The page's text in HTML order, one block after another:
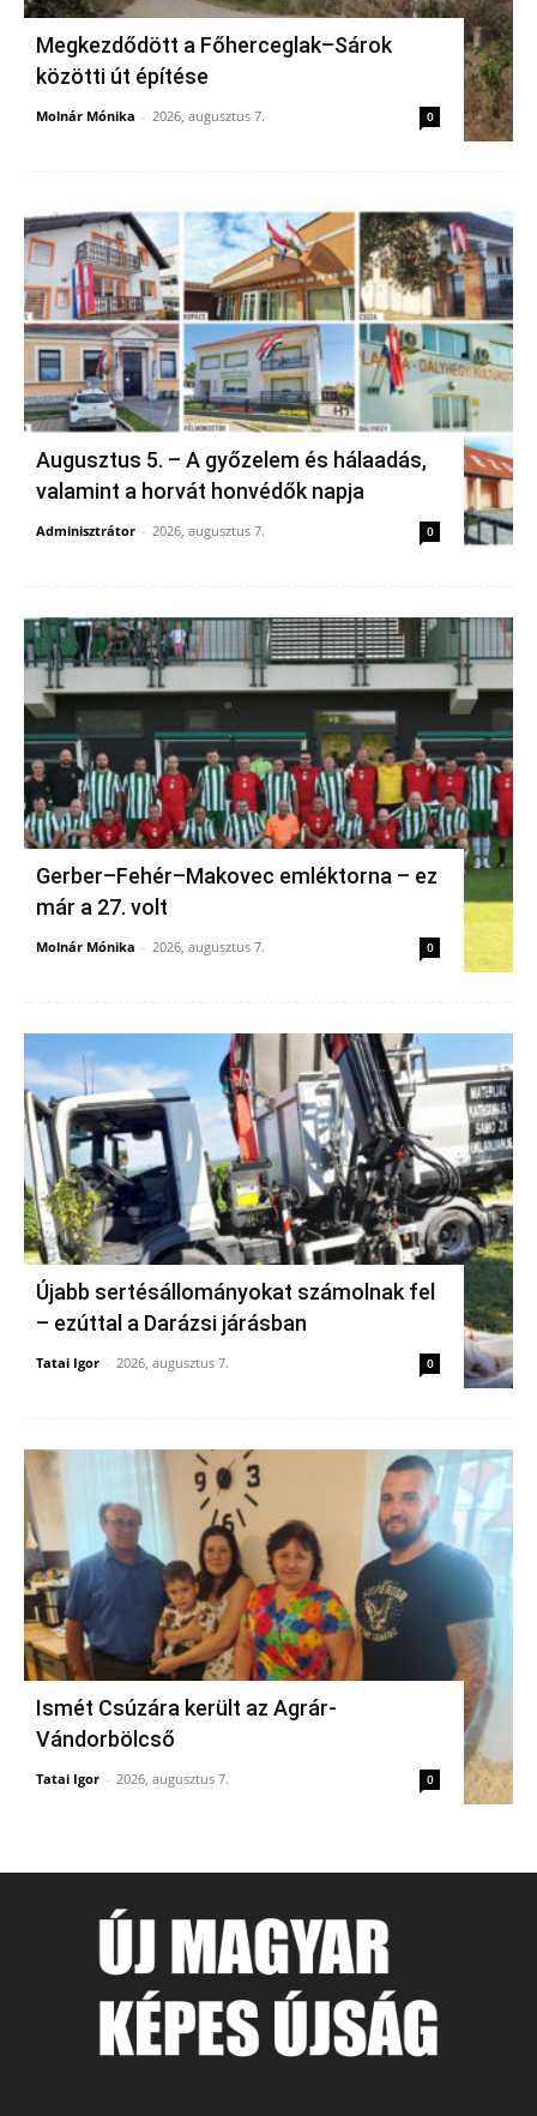
Megkezdődött a Főherceglak–Sárok
közötti út építése
Molnár Mónika - 2026, augusztus 7. 0
Augusztus 5. – A győzelem és hálaadás,
valamint a horvát honvédők napja
Adminisztrátor - 2026, augusztus 7. 0
Gerber–Fehér–Makovec emléktorna – ez
már a 27. volt
Molnár Mónika - 2026, augusztus 7. 0
Újabb sertésállományokat számolnak fel
– ezúttal a Darázsi járásban
Tatai Igor - 2026, augusztus 7. 0
Ismét Csúzára került az Agrár-
Vándorbölcső
Tatai Igor - 2026, augusztus 7. 0